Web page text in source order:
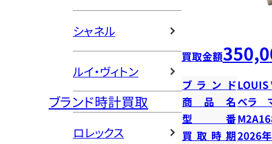
シャネル
ルイ・ヴィトン
ブランド時計買取
ロレックス
買取金額
ブランドLOUIS
商品名ベラ
型番
買取時期2026